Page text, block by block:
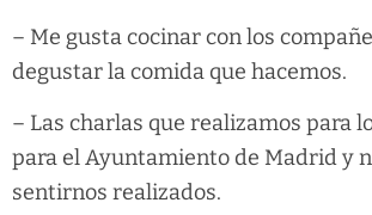
– Me gusta cocinar con los
degustar la comida que hacemos.
– Las charlas que realizamos para
para el Ayuntamiento de Madrid y
sentirnos realizados.